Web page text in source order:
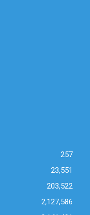
257
23,551
203,522
2,127,586